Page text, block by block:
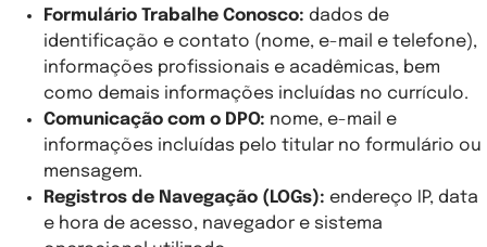
Formulário Trabalhe Conosco: dados de
identificação e contato (nome, e-mail e telefone),
informações profissionais e acadêmicas, bem
como demais informações incluídas no currículo.
Comunicação com o DPO: nome, e-mail e
informações incluídas pelo titular no formulário ou
mensagem.
Registros de Navegação (LOGs): endereço IP, data
e hora de acesso, navegador e sistema